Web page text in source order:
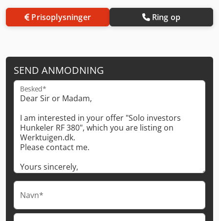
Prisoplysninger Ring op
SEND ANMODNING
Besked*
Navn*